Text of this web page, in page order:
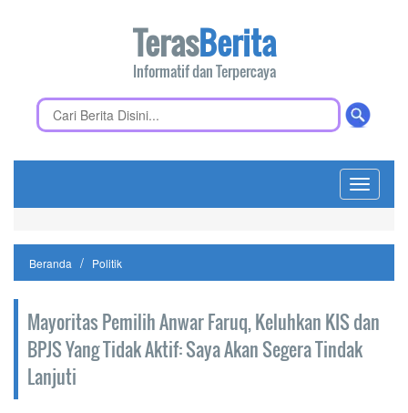
TerasBerita
Informatif dan Terpercaya
Toggle
Beranda Politik
Mayoritas Pemilih Anwar Faruq, Keluhkan KIS dan
BPJS Yang Tidak Aktif: Saya Akan Segera Tindak
Lanjuti